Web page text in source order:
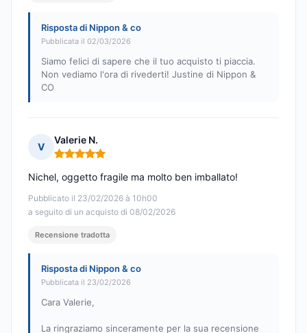
Risposta di Nippon & co
Pubblicata il 02/03/2026
Siamo felici di sapere che il tuo acquisto ti piaccia.
Non vediamo l'ora di rivederti! Justine di Nippon &
CO
V
Valerie N.
Nota: 5 su 5
Pubblicato il 23/02/2026 à 10h00
a seguito di un acquisto di 08/02/2026
Nichel, oggetto fragile ma molto ben imballato!
Recensione tradotta
Risposta di Nippon & co
Pubblicata il 23/02/2026
Cara Valerie,
La ringraziamo sinceramente per la sua recensione